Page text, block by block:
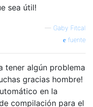
sea útil!
— Gaby Fitcal
fuente
tener algún problema
gracias hombre!
en la
compilación para el